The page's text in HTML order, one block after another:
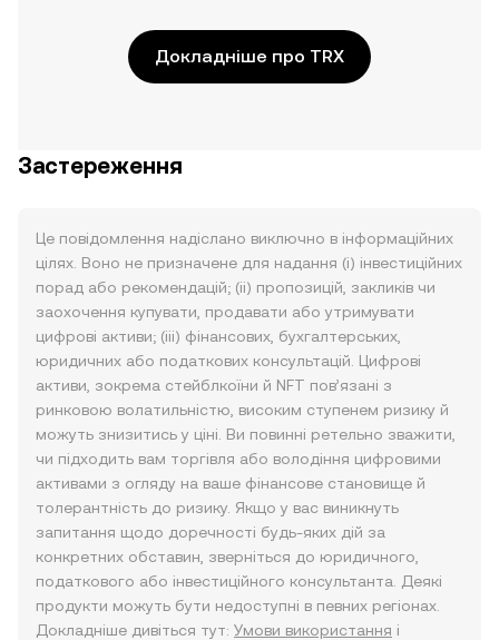
Докладніше про TRX
Застереження
Це повідомлення надіслано виключно в інформаційних
цілях. Воно не призначене для надання (i) інвестиційних
порад або рекомендацій; (ii) пропозицій, закликів чи
заохочення купувати, продавати або утримувати
цифрові активи; (iii) фінансових, бухгалтерських,
юридичних або податкових консультацій. Цифрові
активи, зокрема стейблкоїни й NFT пов’язані з
ринковою волатильністю, високим ступенем ризику й
можуть знизитись у ціні. Ви повинні ретельно зважити,
чи підходить вам торгівля або володіння цифровими
активами з огляду на ваше фінансове становище й
толерантність до ризику. Якщо у вас виникнуть
запитання щодо доречності будь-яких дій за
конкретних обставин, зверніться до юридичного,
податкового або інвестиційного консультанта. Деякі
продукти можуть бути недоступні в певних регіонах.
Докладніше дивіться тут: Умови використання і